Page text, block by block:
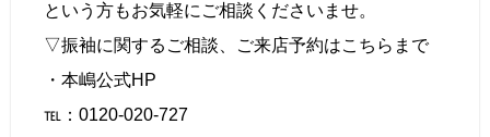
という方もお気軽にご相談くださいませ。
▽振袖に関するご相談、
ご来店予約はこちら まで
・本嶋公式HP
℡：0120-020-727